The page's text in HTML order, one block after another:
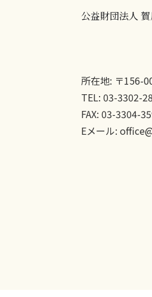
公益財団法人
所在地: 〒156-
TEL: 03-3302-
FAX: 03-3304-
Eメール: